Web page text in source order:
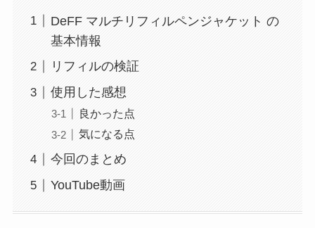
DeFF マルチリフィルペンジャケット の
基本情報
リフィルの検証
使用した感想
良かった点
気になる点
今回のまとめ
YouTube動画